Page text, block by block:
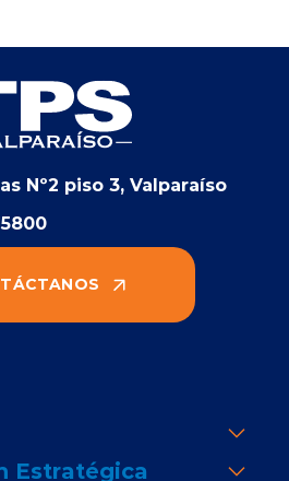
Nº2 piso 3, Valparaíso
Estratégica